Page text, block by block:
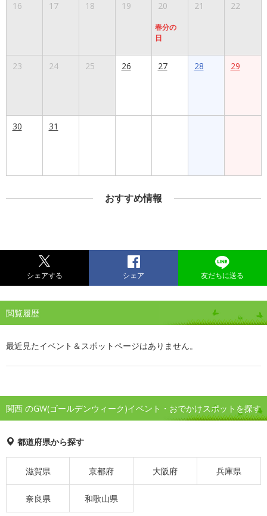
16 17 18 19 20
春分の
日
21 22
23 24 25 26 27 28 29
30 31
おすすめ情報
シェアする シェア 友だちに送る
閲覧履歴
最近見たイベント＆スポットページはありません。
関西 のGW(ゴールデンウィーク)イベント・おでかけスポットを探す
都道府県から探す
滋賀県 京都府 大阪府 兵庫県
奈良県 和歌山県